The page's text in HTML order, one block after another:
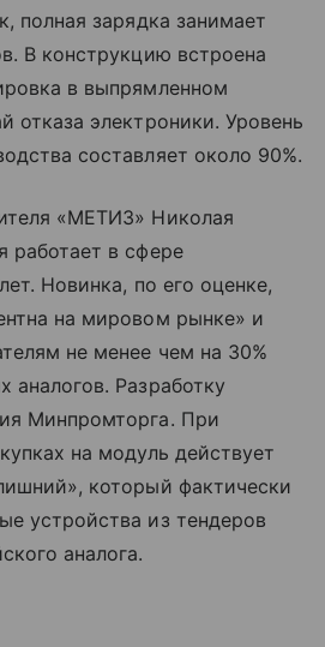
полная зарядка занимает
В конструкцию встроена
в выпрямленном
отказа электроники. Уровень
составляет около 90%.
«МЕТИЗ» Николая
работает в сфере
Новинка, по его оценке,
на мировом рынке» и
не менее чем на 30%
аналогов. Разработку
Минпромторга. При
на модуль действует
который фактически
устройства из тендеров
аналога.